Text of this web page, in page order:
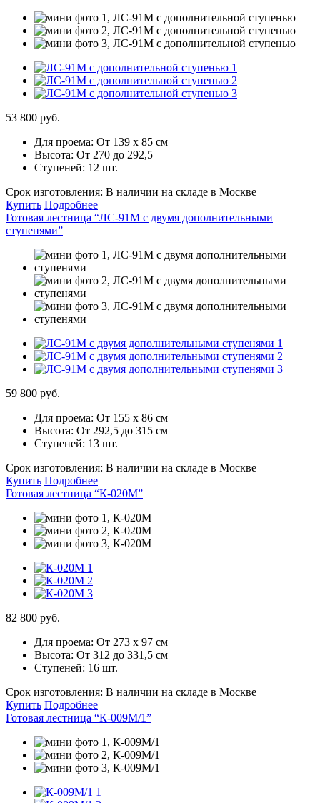
53 800 руб.
Для проема: От 139 х 85 см
Высота: От 270 до 292,5
Ступеней: 12 шт.
Срок изготовления: В наличии на складе в Москве
Купить Подробнее
Готовая лестница “ЛС-91М с двумя дополнительными
ступенями”
59 800 руб.
Для проема: От 155 х 86 см
Высота: От 292,5 до 315 см
Ступеней: 13 шт.
Срок изготовления: В наличии на складе в Москве
Купить Подробнее
Готовая лестница “К-020М”
82 800 руб.
Для проема: От 273 х 97 см
Высота: От 312 до 331,5 см
Ступеней: 16 шт.
Срок изготовления: В наличии на складе в Москве
Купить Подробнее
Готовая лестница “К-009М/1”